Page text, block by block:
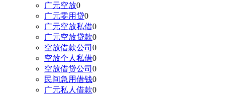
广元空放0
广元零用贷0
广元空放私借0
广元空放贷款0
空放借款公司 0
空放个人私借0
空放借贷公司 0
民间急用借钱0
广元私人借款0